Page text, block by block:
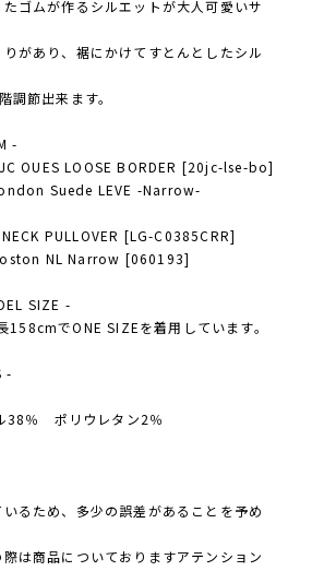
ゴムが作るシルエットが大人可愛いサ
があり、裾にかけてすとんとしたシル
調節出来ます。
-
OUES LOOSE BORDER [20jc-lse-bo]
Suede LEVE -Narrow-
NECK PULLOVER [LG-C0385CRR]
NL Narrow [060193]
SIZE -
でONE SIZEを着用しています。
-
38％ ポリウレタン2％
いるため、多少の誤差があることを予め
際は商品についておりますアテンション